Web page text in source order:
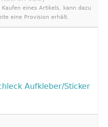
eines Artikels, kann dazu
eine Provision erhält.
Aufkleber/Sticker